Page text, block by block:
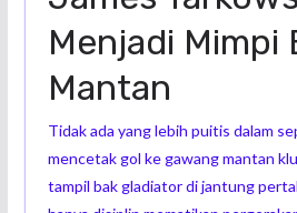
Menjadi Mimpi
Mantan
Tidak ada yang lebih puitis dalam
mencetak gol ke gawang mantan
tampil bak gladiator di jantung